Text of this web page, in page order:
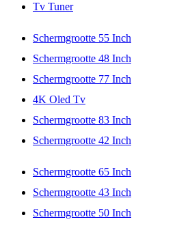
Tv Tuner
Schermgrootte 55 Inch
Schermgrootte 48 Inch
Schermgrootte 77 Inch
4K Oled Tv
Schermgrootte 83 Inch
Schermgrootte 42 Inch
Schermgrootte 65 Inch
Schermgrootte 43 Inch
Schermgrootte 50 Inch